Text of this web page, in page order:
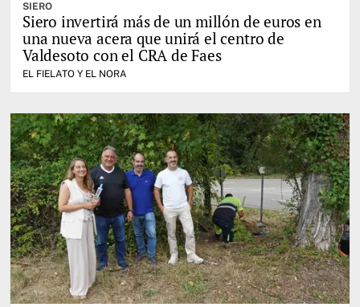
SIERO
Siero invertirá más de un millón de euros en
una nueva acera que unirá el centro de
Valdesoto con el CRA de Faes
EL FIELATO Y EL NORA